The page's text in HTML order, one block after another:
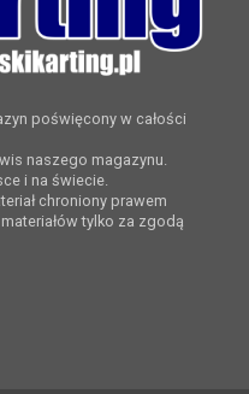
poświęcony w całości
naszego magazynu.
i na świecie.
chroniony prawem
tylko za zgodą